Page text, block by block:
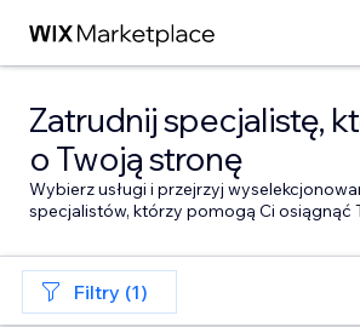
Zatrudnij specjalistę,
o Twoją stronę
Wybierz usługi i przejrzyj
specjalistów, którzy pomogą Ci osiągnąć
Filtry (1)